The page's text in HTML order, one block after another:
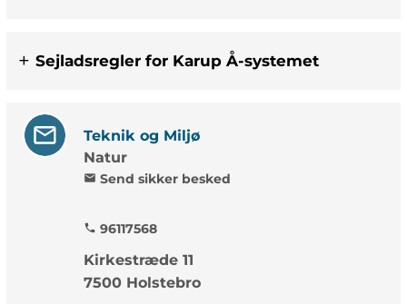
Sejladsregler for Karup Å-systemet
Teknik og Miljø
Natur
mail Send sikker besked
phone 96117568
Kirkestræde 11
7500 Holstebro